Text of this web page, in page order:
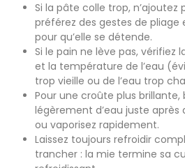
Si la pâte colle trop, n’ajoutez
préférez des gestes de
pour qu’elle se détende.
Si le pain ne lève pas, vérifiez
et la température de l’eau
trop vieille ou de l’eau trop
Pour une croûte plus brillante,
légèrement d’eau juste
ou vaporisez rapidement.
Laissez toujours refroidir
trancher : la mie termine sa